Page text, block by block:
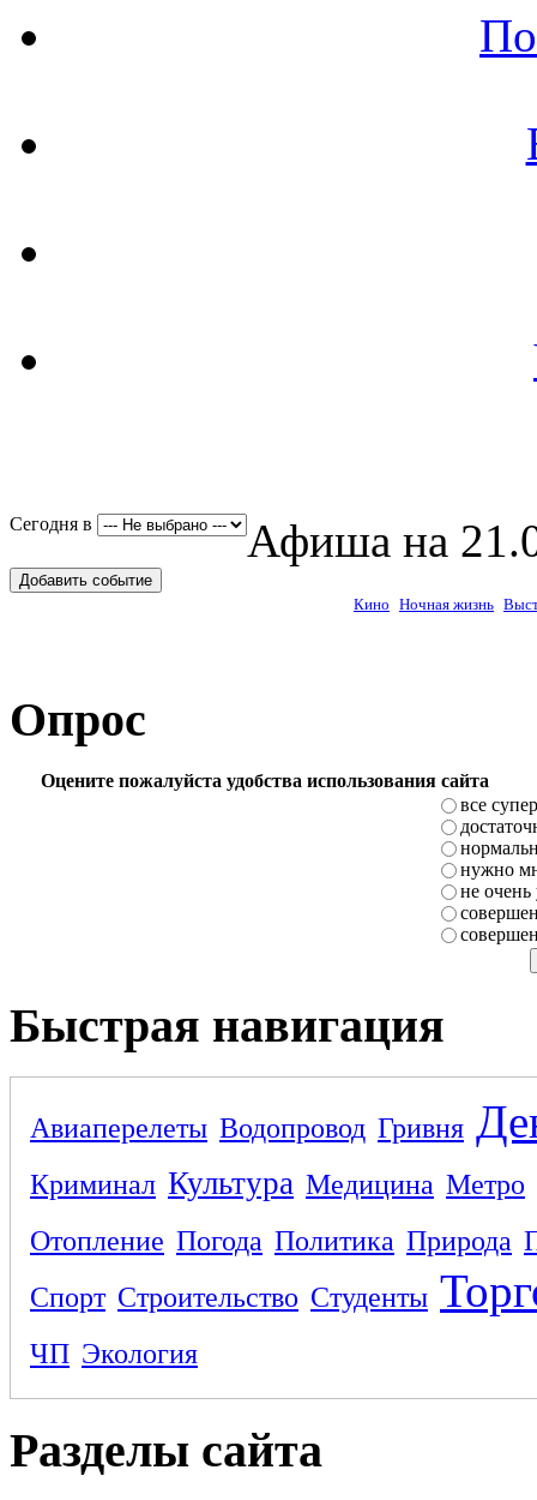
Сегодня в Афиша на
Добавить событие
Кино Ночная жизнь
Опрос
Оцените пожалуйста удобства использования сайта
все супер
нужно
не очень
Быстрая навигация
Авиаперелеты Водопровод Гривня
Криминал Культура Медицина Метро
Отопление Погода Политика Природа
Спорт Строительство Студенты
ЧП Экология
Разделы сайта